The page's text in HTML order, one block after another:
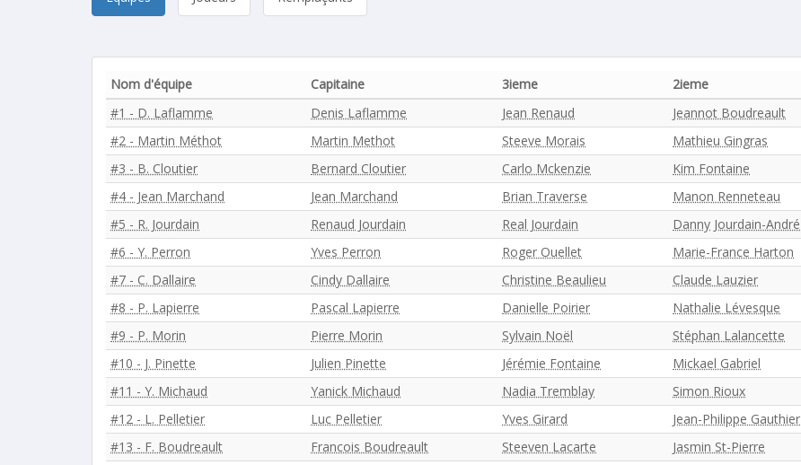
Nom d'équipe Capitaine 3ieme 2ieme
#1 - D. Laflamme
Denis Laflamme Jean Renaud Jeannot Boudreault
#2 - Martin Méthot
Martin Methot Steeve Morais Mathieu Gingras
#3 - B. Cloutier
Bernard Cloutier Carlo Mckenzie Kim Fontaine
#4 - Jean Marchand
Jean Marchand Brian Traverse Manon Renneteau
#5 - R. Jourdain
Renaud Jourdain Real Jourdain Danny Jourdain-André
#6 - Y. Perron
Yves Perron Roger Ouellet Marie-France Harton
#7 - C. Dallaire
Cindy Dallaire Christine Beaulieu Claude Lauzier
#8 - P. Lapierre
Pascal Lapierre Danielle Poirier Nathalie Lévesque
#9 - P. Morin
Pierre Morin Sylvain Noël Stéphan Lalancette
#10 - J. Pinette
Julien Pinette Jérémie Fontaine Mickael Gabriel
#11 - Y. Michaud
Yanick Michaud Nadia Tremblay Simon Rioux
#12 - L. Pelletier
Luc Pelletier Yves Girard Jean-Philippe Gauthier
#13 - F. Boudreault
Francois Boudreault Steeven Lacarte Jasmin St-Pierre